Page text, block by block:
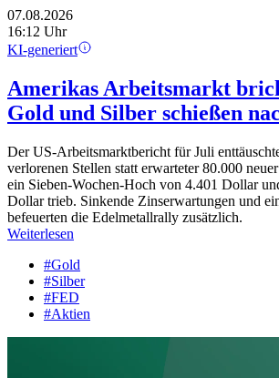
07.08.2026
16:12 Uhr
KI-generiert
Amerikas Arbeitsmarkt
Gold und Silber schießen
Der US-Arbeitsmarktbericht für Juli
verlorenen Stellen statt erwarteter 80.000
ein Sieben-Wochen-Hoch von 4.401 Dollar
Dollar trieb. Sinkende Zinserwartungen und
befeuerten die Edelmetallrally zusätzlich.
Weiterlesen
#Gold
#Silber
#FED
#Aktien